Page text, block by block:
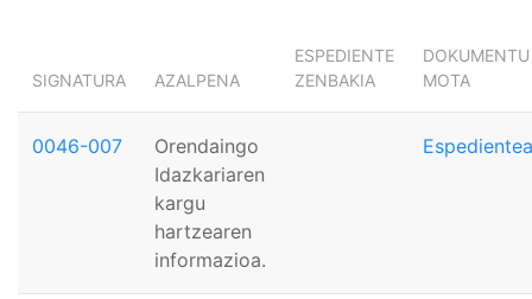
SIGNATURA AZALPENA
ESPEDIENTE
ZENBAKIA
DOKUMENTU
MOTA
0046-007
Orendaingo
Idazkariaren
kargu
hartzearen
informazioa.
Espedientea